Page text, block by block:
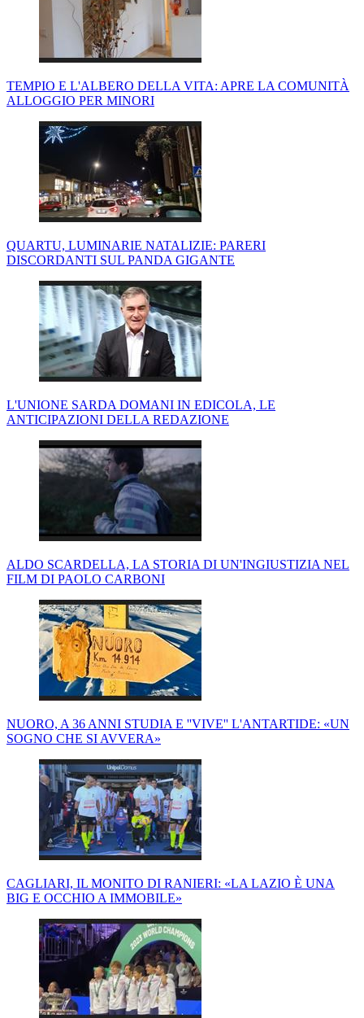
TEMPIO E L'ALBERO DELLA VITA: APRE LA COMUNITÀ
ALLOGGIO PER MINORI
QUARTU, LUMINARIE NATALIZIE: PARERI
DISCORDANTI SUL PANDA GIGANTE
L'UNIONE SARDA DOMANI IN EDICOLA, LE
ANTICIPAZIONI DELLA REDAZIONE
ALDO SCARDELLA, LA STORIA DI UN'INGIUSTIZIA NEL
FILM DI PAOLO CARBONI
NUORO, A 36 ANNI STUDIA E ''VIVE'' L'ANTARTIDE: «UN
SOGNO CHE SI AVVERA»
CAGLIARI, IL MONITO DI RANIERI: «LA LAZIO È UNA
BIG E OCCHIO A IMMOBILE»